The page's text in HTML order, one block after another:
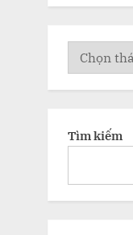
Lưu
trữ
Tìm kiếm